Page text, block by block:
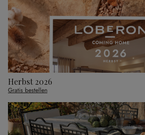
Herbst 2026
Gratis bestellen